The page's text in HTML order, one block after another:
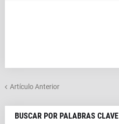
Artículo Anterior
BUSCAR POR PALABRAS CLAVE